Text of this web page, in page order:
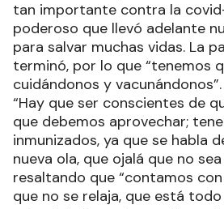
dadas las condiciones y los
tempranamente, media hora
jornada. Fue asiduo el arribo
inocularse”.
En ese sentido, puso en valor
tan importante contra la
poderoso que llevó adelante
para salvar muchas vidas. La
terminó, por lo que “tenemos
cuidándonos y
“Hay que ser conscientes de